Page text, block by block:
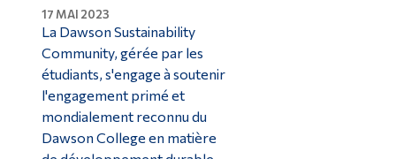
17 MAI 2023
La Dawson Sustainability
Community, gérée par les
étudiants, s'engage à soutenir
l'engagement primé et
mondialement reconnu du
Dawson College en matière